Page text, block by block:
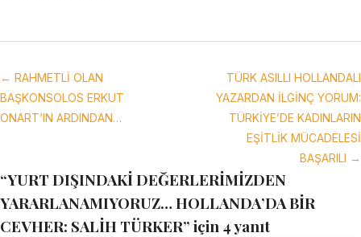
← RAHMETLİ OLAN
BAŞKONSOLOS ERKUT
ONART’IN ARDINDAN…
TÜRK ASILLI HOLLANDALI
YAZARDAN İLGİNÇ YORUM:
TÜRKİYE’DE KADINLARIN
EŞİTLİK MÜCADELESİ
BAŞARILI →
“YURT DIŞINDAKİ DEĞERLERİMİZDEN
YARARLANAMIYORUZ… HOLLANDA’DA BİR
CEVHER: SALİH TÜRKER” için 4 yanıt